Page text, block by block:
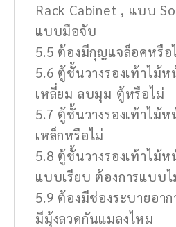
Rack Cabinet , แบบ
แบบมือจับ
5.5 ต้องมีกุญแจล็อคหรือ
5.6 ตู้ชั้นวางรองเท้าไม้
เหลี่ยม ลบมุม ตู้หรือไม่
5.7 ตู้ชั้นวางรองเท้าไม้
เหล็กหรือไม่
5.8 ตู้ชั้นวางรองเท้าไม้
แบบเรียบ ต้องการแบบไ
5.9 ต้องมีช่องระบายอา
มีมุ้งลวดกันแมลงไหม